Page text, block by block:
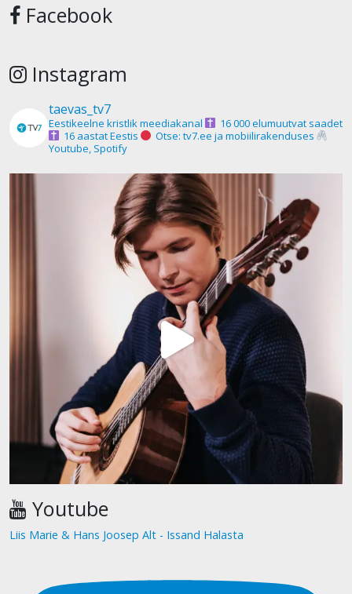
Facebook
Instagram
taevas_tv7
Eestikeelne kristlik meediakanal
16 000 elumuutvat saadet
16 aastat Eestis
Otse: tv7.ee ja mobiilirakenduses
Youtube, Spotify
Youtube
Liis Marie & Hans Joosep Alt - Issand Halasta